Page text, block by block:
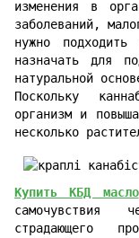
изменения в
заболеваний,
нужно
назначать для
натуральной
Поскольку
организм и
несколько
Купить КБД масло
самочувствия
страдающего